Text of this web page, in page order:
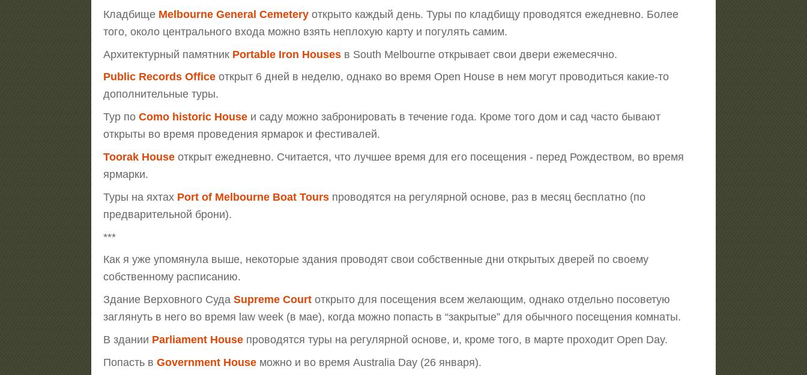
Кладбище Melbourne General Cemetery открыто каждый день. Туры по кладбищу проводятся ежедневно. Более
того, около центрального входа можно взять неплохую карту и погулять самим.
Архитектурный памятник Portable Iron Houses в South Melbourne открывает свои двери ежемесячно.
Public Records Office открыт 6 дней в неделю, однако во время Open House в нем могут проводиться какие-то
дополнительные туры.
Тур по Como historic House и саду можно забронировать в течение года. Кроме того дом и сад часто бывают
открыты во время проведения ярмарок и фестивалей.
Toorak House открыт ежедневно. Считается, что лучшее время для его посещения - перед Рождеством, во время
ярмарки.
Туры на яхтах Port of Melbourne Boat Tours проводятся на регулярной основе, раз в месяц бесплатно (по
предварительной брони).
***
Как я уже упомянула выше, некоторые здания проводят свои собственные дни открытых дверей по своему
собственному расписанию.
Здание Верховного Суда Supreme Court открыто для посещения всем желающим, однако отдельно посоветую
заглянуть в него во время law week (в мае), когда можно попасть в “закрытые” для обычного посещения комнаты.
В здании Parliament House проводятся туры на регулярной основе, и, кроме того, в марте проходит Open Day.
Попасть в Government House можно и во время Australia Day (26 января).